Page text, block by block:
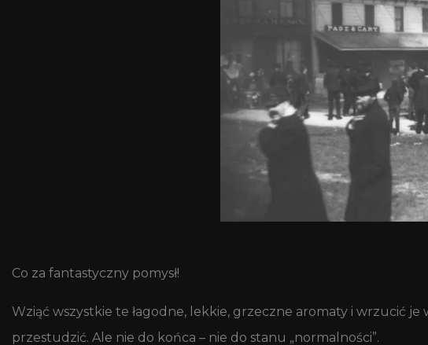
Co za fantastyczny pomysł!
Wziąć wszystkie te łagodne, lekkie, grzeczne aromaty i wrzucić
przestudzić. Ale nie do końca – nie do stanu „normalności”.